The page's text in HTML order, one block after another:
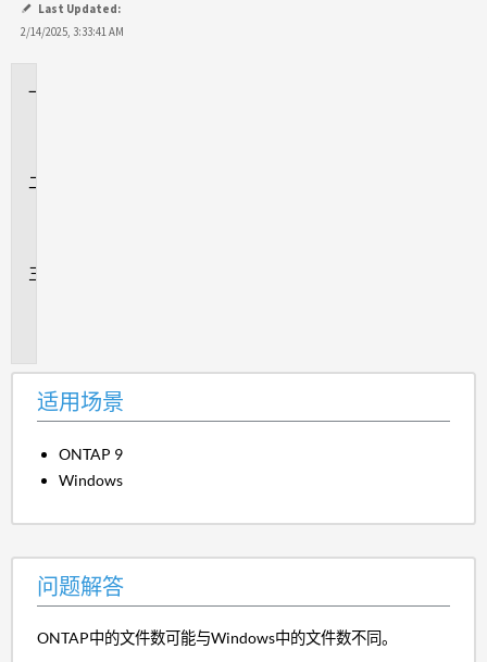
Last Updated:
2/14/2025, 3:33:41 AM
适用场景
ONTAP 9
Windows
问题解答
ONTAP中的文件数可能与Windows中的文件数不同。